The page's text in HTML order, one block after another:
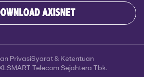
AXISNET
Telecom Sejahtera Tbk.
PrivasiSyarat & Ketentuan